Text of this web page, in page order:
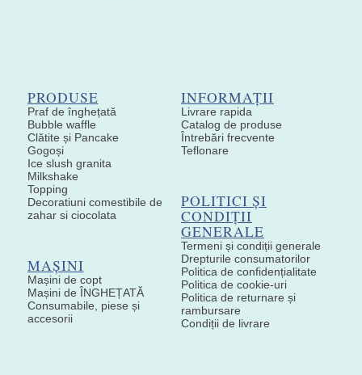
PRODUSE
Praf de înghețată
Bubble waffle
Clătite și Pancake
Gogoși
Ice slush granita
Milkshake
Topping
Decoratiuni comestibile de
zahar si ciocolata
MAȘINI
Mașini de copt
Mașini de ÎNGHEȚATĂ
Consumabile, piese și
accesorii
INFORMAȚII
Livrare rapida
Catalog de produse
Întrebări frecvente
Teflonare
POLITICI ȘI
CONDIȚII
GENERALE
Termeni și condiții generale
Drepturile consumatorilor
Politica de confidențialitate
Politica de cookie-uri
Politica de returnare și
rambursare
Condiții de livrare